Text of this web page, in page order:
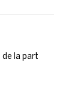
la part